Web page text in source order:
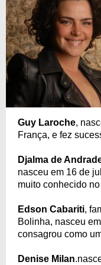
Guy Laroche,
França, e fez
Djalma de
nasceu em 16 de
muito conhecido no
Edson Cabariti,
Bolinha, nasceu
consagrou como
Denise Milan